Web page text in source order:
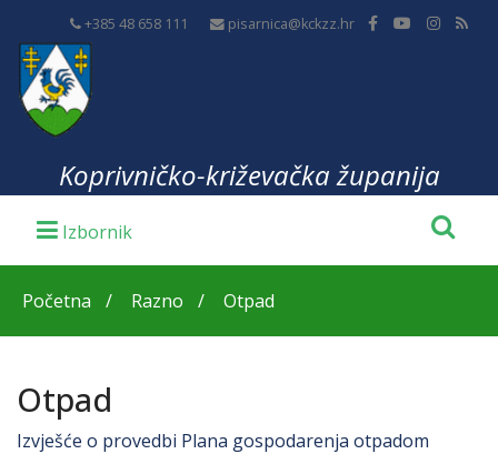
+385 48 658 111 pisarnica@kckzz.hr
Koprivničko-križevačka županija
Početna Razno Otpad
Otpad
Izvješće o provedbi Plana gospodarenja otpadom